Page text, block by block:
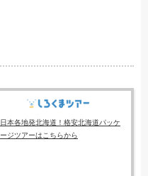
日本各地発北海道！格安北海道パッケ
ージツアーはこちらから